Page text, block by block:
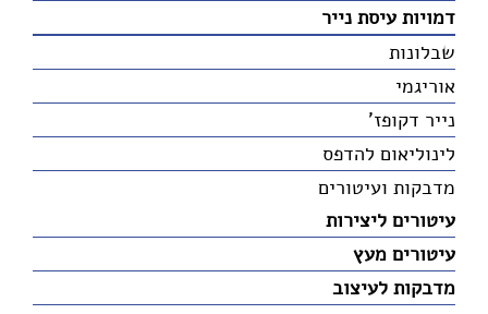
דמויות עיסת נייר
שבלונות
אוריגמי
נייר דקופז'
לינוליאום להדפס
מדבקות ועיטורים
עיטורים ליצירות
עיטורים מעץ
מדבקות לעיצוב